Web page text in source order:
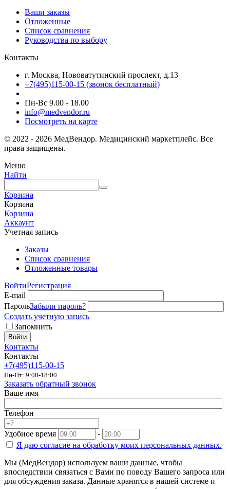
Ваши заказы
Отложенные
Список сравнения
Руководства по выбору
Контакты
г. Москва, Нововатутинский проспект, д.13
+7(495)115-00-15 (звонок бесплатный)
Пн-Вс 9.00 - 18.00
info@medvendor.ru
Посмотреть на карте
© 2022 - 2026 МедВендор. Медицинский маркетплейс. Все
права защищены.
Меню
Найти
Корзина
Корзина
Корзина
Аккаунт
Учетная запись
Заказы
Список сравнения
Отложенные товары
ВойтиРегистрация
E-mail
ПарольЗабыли пароль?
Создать учетную запись
Запомнить
Войти
Контакты
Контакты
+7(495)115-00-15
Пн-Пт: 9:00-18:00
Заказать обратный звонок
Ваше имя
Телефон
Удобное время
-
Я даю согласие на обработку моих персональных данных.
Мы (МедВендор) используем ваши данные, чтобы
впоследствии связаться с Вами по поводу Вашего запроса или
для обсуждения заказа. Данные хранятся в нашей системе и